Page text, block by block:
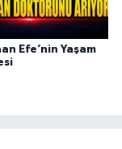
Efe’nin Yaşam